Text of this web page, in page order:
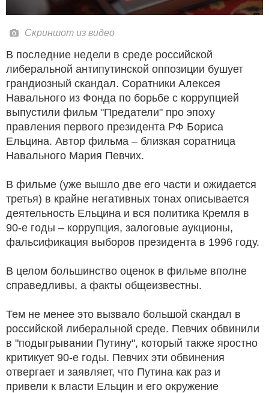
Скриншот из видео
В последние недели в среде российской
либеральной антипутинской оппозиции бушует
грандиозный скандал. Соратники Алексея
Навального из Фонда по борьбе с коррупцией
выпустили фильм "Предатели" про эпоху
правления первого президента РФ Бориса
Ельцина. Автор фильма – близкая соратница
Навального Мария Певчих.
В фильме (уже вышло две его части и ожидается
третья) в крайне негативных тонах описывается
деятельность Ельцина и вся политика Кремля в
90-е годы – коррупция, залоговые аукционы,
фальсификация выборов президента в 1996 году.
В целом большинство оценок в фильме вполне
справедливы, а факты общеизвестны.
Тем не менее это вызвало большой скандал в
российской либеральной среде. Певчих обвинили
в "подыгрывании Путину", который также яростно
критикует 90-е годы. Певчих эти обвинения
отвергает и заявляет, что Путина как раз и
привели к власти Ельцин и его окружение